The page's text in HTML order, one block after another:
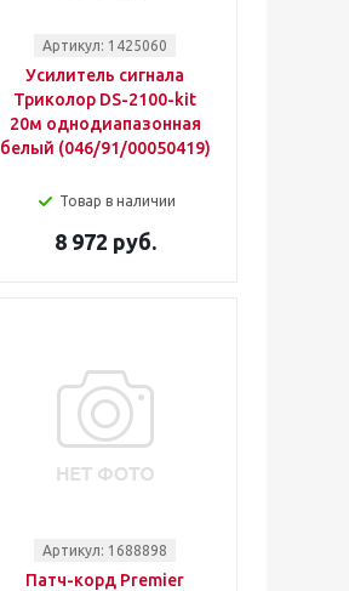
Артикул: 1425060
Усилитель сигнала
Триколор DS-2100-kit
20м однодиапазонная
белый (046/91/00050419)
Товар в наличии
8 972 руб.
Артикул: 1688898
Патч-корд Premier